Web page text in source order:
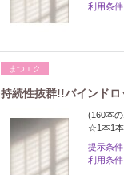
利用条件
まつエク
持続性抜群!!バインド
(160本
☆1本1本
提示条件
利用条件